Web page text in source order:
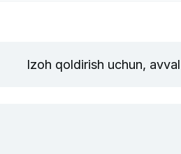
Izoh qoldirish uchun, avval